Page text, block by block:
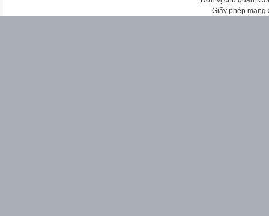
Giấy phép mạng